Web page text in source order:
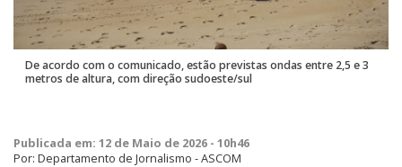
De acordo com o comunicado, estão previstas ondas entre 2,5 e 3
metros de altura, com direção sudoeste/sul
Publicada em: 12 de Maio de 2026 - 10h46
Por: Departamento de Jornalismo - ASCOM